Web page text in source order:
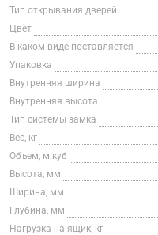
Тип открывания дверей
Цвет
В каком виде поставляется
Упаковка
Внутренняя ширина
Внутренняя высота
Тип системы замка
Вес, кг
Объем, м.куб
Высота, мм
Ширина, мм
Глубина, мм
Нагрузка на ящик, кг